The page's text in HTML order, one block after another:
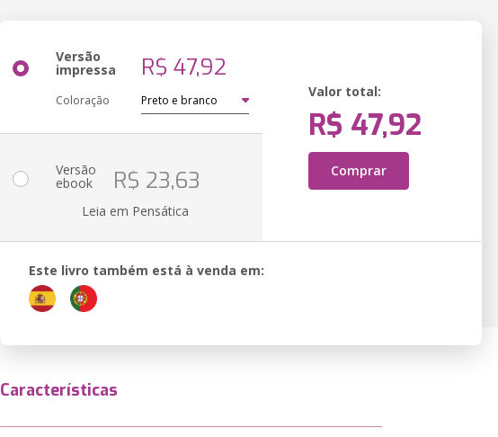
Versão
impressa R$ 47,92
Coloração
Valor total:
R$ 47,92
Comprar
Versão
ebook R$ 23,63
Leia em Pensática
Este livro também está à venda em:
Características